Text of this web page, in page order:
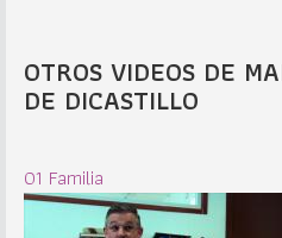
OTROS VIDEOS DE
DE DICASTILLO
01 Familia